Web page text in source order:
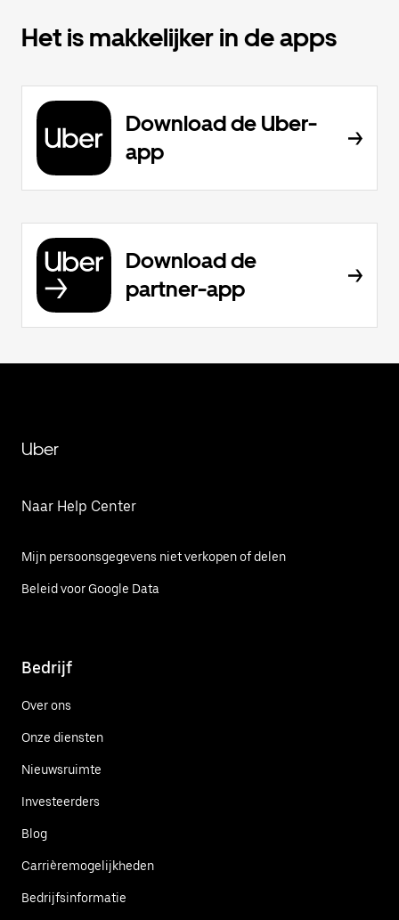
Het is makkelijker in de apps
Download de Uber-
app
Download de
partner-app
Uber
Naar Help Center
Mijn persoonsgegevens niet verkopen of delen
Beleid voor Google Data
Bedrijf
Over ons
Onze diensten
Nieuwsruimte
Investeerders
Blog
Carrièremogelijkheden
Bedrijfsinformatie